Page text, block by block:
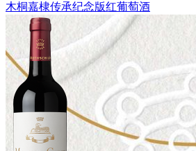
木桐嘉棣传承纪念版红葡萄酒